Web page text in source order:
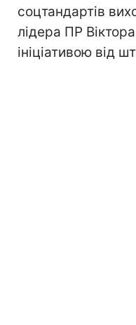
соцтандартів
лідера ПР
ініціативою від